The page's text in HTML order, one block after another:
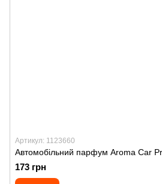
Артикул: 1123660
Автомобільний парфум Aroma Car
173 грн